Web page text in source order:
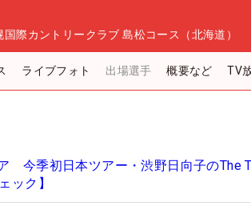
国際カントリークラブ 島松コース（北海道）
ライブフォト 出場選手 概要など TV
今季初日本ツアー・渋野日向子のThe
ック】